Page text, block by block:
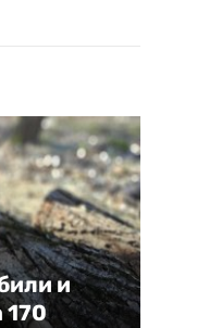
и
170